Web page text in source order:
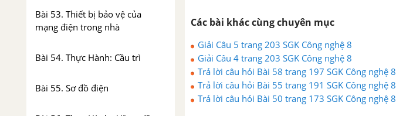
Bài 53. Thiết bị bảo vệ của
mạng điện trong nhà
Bài 54. Thực Hành: Cầu trì
Bài 55. Sơ đồ điện
Các bài khác cùng chuyên mục
Giải Câu 5 trang 203 SGK Công nghệ 8
Giải Câu 4 trang 203 SGK Công nghệ 8
Trả lời câu hỏi Bài 58 trang 197 SGK Công nghệ 8
Trả lời câu hỏi Bài 55 trang 191 SGK Công nghệ 8
Trả lời câu hỏi Bài 50 trang 173 SGK Công nghệ 8